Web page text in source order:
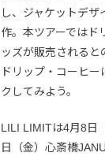
し、ジャケットデザ
作。本ツアーではド
ッズが販売されると
ドリップ・コーヒ
クしてみよう。
LILI LIMITは4月8日
日（金）心斎橋